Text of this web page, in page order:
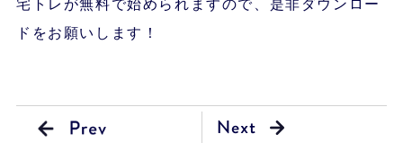
宅トレが無料で始められますので、是非ダウンロー
ドをお願いします！